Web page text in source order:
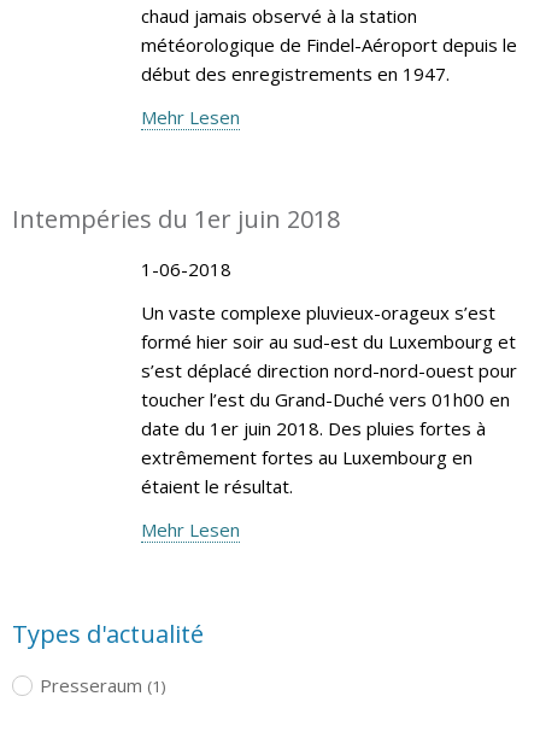
chaud jamais observé à la station
météorologique de Findel-Aéroport depuis le
début des enregistrements en 1947.
Mehr Lesen
Intempéries du 1er juin 2018
1-06-2018
Un vaste complexe pluvieux-orageux s’est
formé hier soir au sud-est du Luxembourg et
s’est déplacé direction nord-nord-ouest pour
toucher l’est du Grand-Duché vers 01h00 en
date du 1er juin 2018. Des pluies fortes à
extrêmement fortes au Luxembourg en
étaient le résultat.
Mehr Lesen
Types d'actualité
Presseraum (1)